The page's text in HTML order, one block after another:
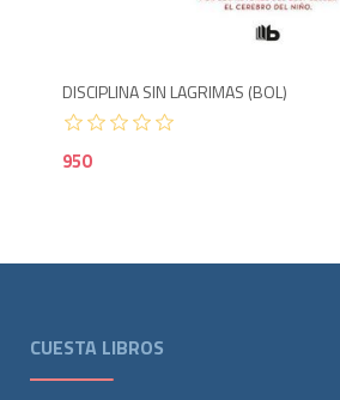
DISCIPLINA SIN LAGRIMAS (BOL)
950
CUESTA LIBROS